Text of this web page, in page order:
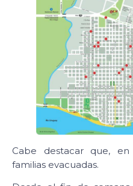
Cabe destacar que,
familias evacuadas.